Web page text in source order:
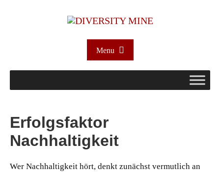
Menu
Erfolgsfaktor
Nachhaltigkeit
Wer Nachhaltigkeit hört, denkt zunächst vermutlich an